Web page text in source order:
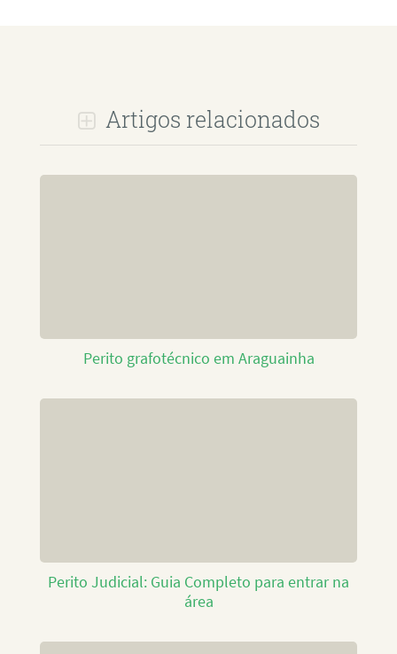
Artigos relacionados
Perito grafotécnico em Araguainha
Perito Judicial: Guia Completo para entrar na
área